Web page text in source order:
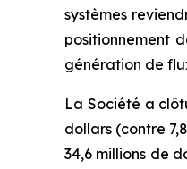
systèmes
positionnement
génération de
La Société a
dollars (contre
34,6 millions de